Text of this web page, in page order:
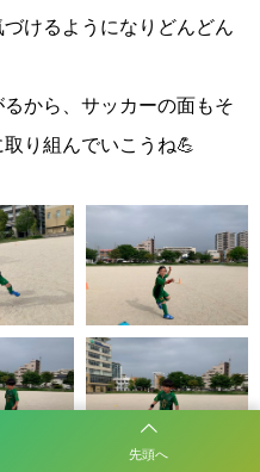
けるようになりどんどん
から、サッカーの面もそ
り組んでいこうね💪
先頭へ